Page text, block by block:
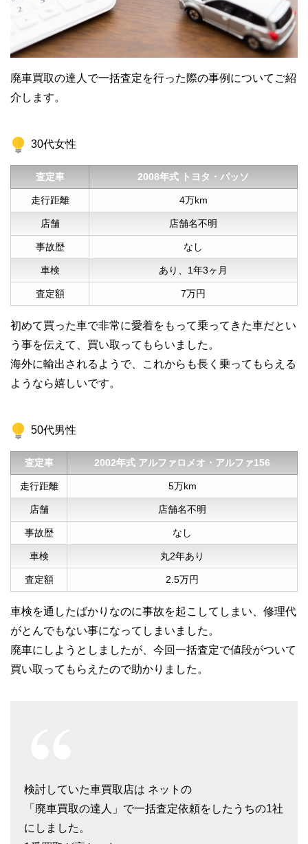
廃車買取の達人で一括査定を行った際の事例についてご紹
介します。
30代女性
査定車 2008年式 トヨタ・パッソ
走行距離 4万km
店舗 店舗名不明
事故歴 なし
車検 あり、1年3ヶ月
査定額 7万円
初めて買った車で非常に愛着をもって乗ってきた車だとい
う事を伝えて、買い取ってもらいました。
海外に輸出されるようで、これからも長く乗ってもらえる
ようなら嬉しいです。
50代男性
査定車 2002年式 アルファロメオ・アルファ156
走行距離 5万km
店舗 店舗名不明
事故歴 なし
車検 丸2年あり
査定額 2.5万円
車検を通したばかりなのに事故を起こしてしまい、修理代
がとんでもない事になってしまいました。
廃車にしようとしましたが、今回一括査定で値段がついて
買い取ってもらえたので助かりました。
検討していた車買取店は ネットの
「廃車買取の達人」で一括査定依頼をしたうちの1社
にしました。